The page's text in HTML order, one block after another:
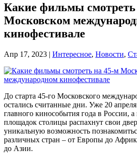
Какие фильмы
Московском
кинофестивале
Апр 17, 2023 | Интересное, Новости,
До старта 45-го Московского
остались считанные дни. Уже 20
главного кинособытия года в России,
площадок столицы распахнут свои
уникальную возможность
различных стран – от Европы до
до Азии.